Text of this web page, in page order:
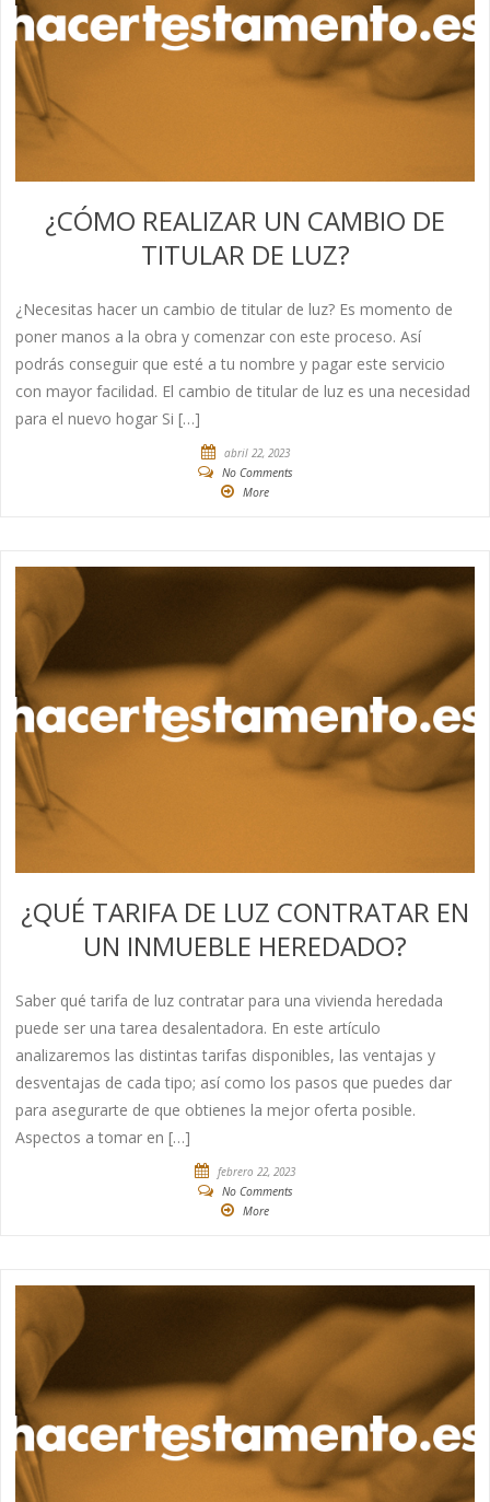
¿CÓMO REALIZAR UN CAMBIO DE
TITULAR DE LUZ?
¿Necesitas hacer un cambio de titular de luz? Es momento de
poner manos a la obra y comenzar con este proceso. Así
podrás conseguir que esté a tu nombre y pagar este servicio
con mayor facilidad. El cambio de titular de luz es una necesidad
para el nuevo hogar Si […]
abril 22, 2023
No Comments
More
¿QUÉ TARIFA DE LUZ CONTRATAR EN
UN INMUEBLE HEREDADO?
Saber qué tarifa de luz contratar para una vivienda heredada
puede ser una tarea desalentadora. En este artículo
analizaremos las distintas tarifas disponibles, las ventajas y
desventajas de cada tipo; así como los pasos que puedes dar
para asegurarte de que obtienes la mejor oferta posible.
Aspectos a tomar en […]
febrero 22, 2023
No Comments
More